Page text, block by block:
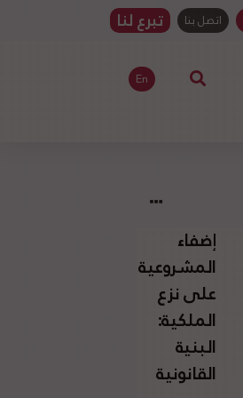
اتصل بنا تبرع لنا
En
إضفاء
المشروعية
على نزع
الملكية:
البنية
القانونية